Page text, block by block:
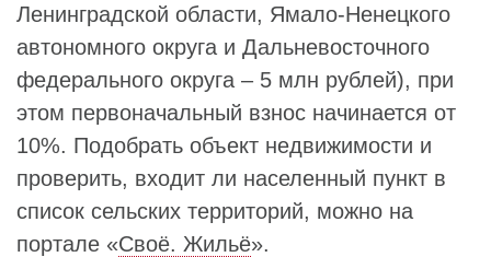
Ленинградской области, Ямало-Ненецкого
автономного округа и Дальневосточного
федерального округа – 5 млн рублей), при
этом первоначальный взнос начинается от
10%. Подобрать объект недвижимости и
проверить, входит ли населенный пункт в
список сельских территорий, можно на
портале «Своё. Жильё».